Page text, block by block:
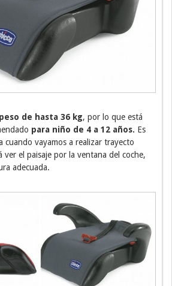
peso de hasta 36 kg, por lo que está
para niño de 4 a 12 años. Es
cuando vayamos a realizar trayecto
el paisaje por la ventana del coche,
adecuada.